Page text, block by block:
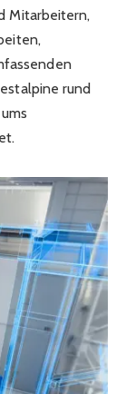
Mitarbeitern,
rund